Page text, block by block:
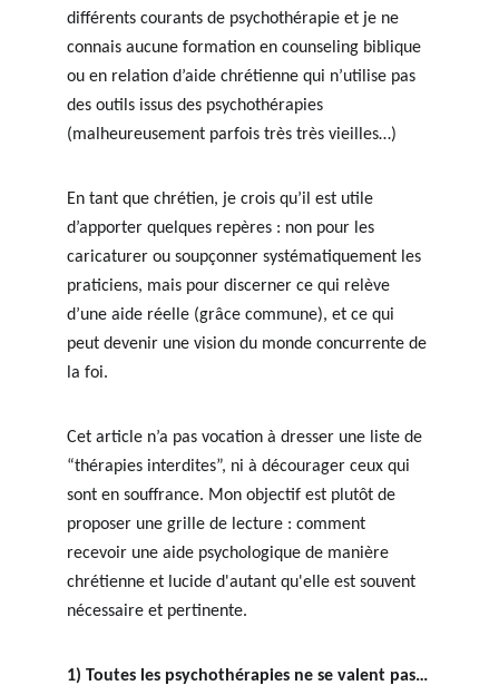
différents courants de psychothérapie et je ne
connais aucune formation en counseling biblique
ou en relation d’aide chrétienne qui n’utilise pas
des outils issus des psychothérapies
(malheureusement parfois très très vieilles…)
En tant que chrétien, je crois qu’il est utile
d’apporter quelques repères : non pour les
caricaturer ou soupçonner systématiquement les
praticiens, mais pour discerner ce qui relève
d’une aide réelle (grâce commune), et ce qui
peut devenir une vision du monde concurrente de
la foi.
Cet article n’a pas vocation à dresser une liste de
“thérapies interdites”, ni à décourager ceux qui
sont en souffrance. Mon objectif est plutôt de
proposer une grille de lecture : comment
recevoir une aide psychologique de manière
chrétienne et lucide d'autant qu'elle est souvent
nécessaire et pertinente.
1) Toutes les psychothérapies ne se valent pas…